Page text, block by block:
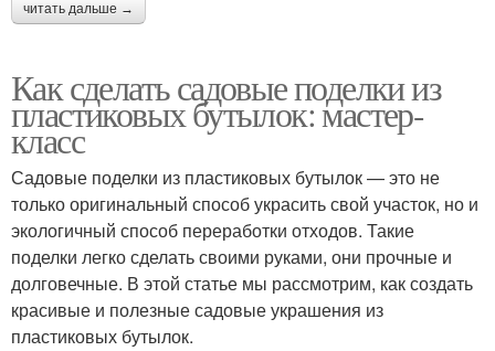
читать дальше →
Как сделать садовые поделки из
пластиковых бутылок: мастер-
класс
Садовые поделки из пластиковых бутылок — это не
только оригинальный способ украсить свой участок, но и
экологичный способ переработки отходов. Такие
поделки легко сделать своими руками, они прочные и
долговечные. В этой статье мы рассмотрим, как создать
красивые и полезные садовые украшения из
пластиковых бутылок.